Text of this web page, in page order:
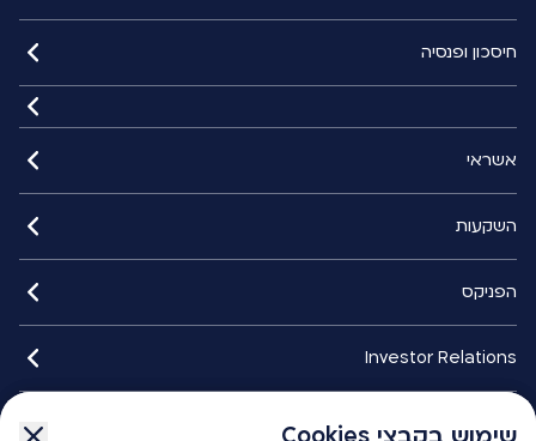
חיסכון ופנסיה
אשראי
השקעות
הפניקס
Investor Relations